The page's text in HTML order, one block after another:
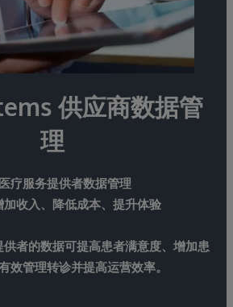
供应商数据管
理
疗服务提供者数据管理
加收入、降低成本、提升体验
者的数据可提高患者满意度、增加患
效管理转诊并提高运营效率。